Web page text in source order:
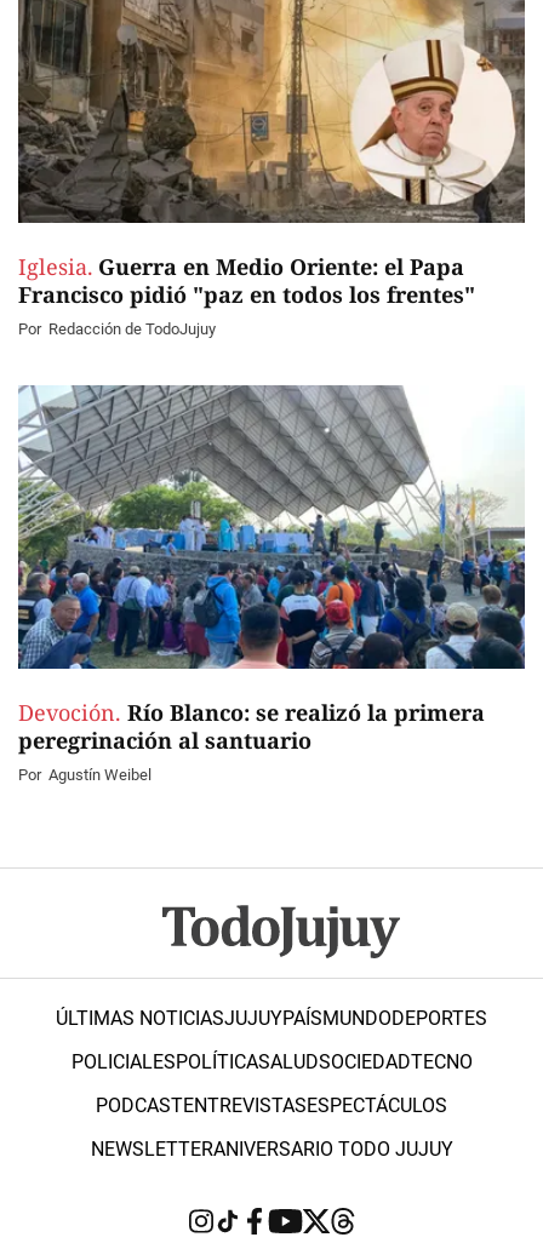
Iglesia. Guerra en Medio Oriente: el Papa
Francisco pidió "paz en todos los frentes"
Por Redacción de TodoJujuy
Devoción. Río Blanco: se realizó la primera
peregrinación al santuario
Por Agustín Weibel
ÚLTIMAS NOTICIASJUJUYPAÍSMUNDODEPORTES
POLICIALESPOLÍTICASALUDSOCIEDADTECNO
PODCASTENTREVISTASESPECTÁCULOS
NEWSLETTERANIVERSARIO TODO JUJUY